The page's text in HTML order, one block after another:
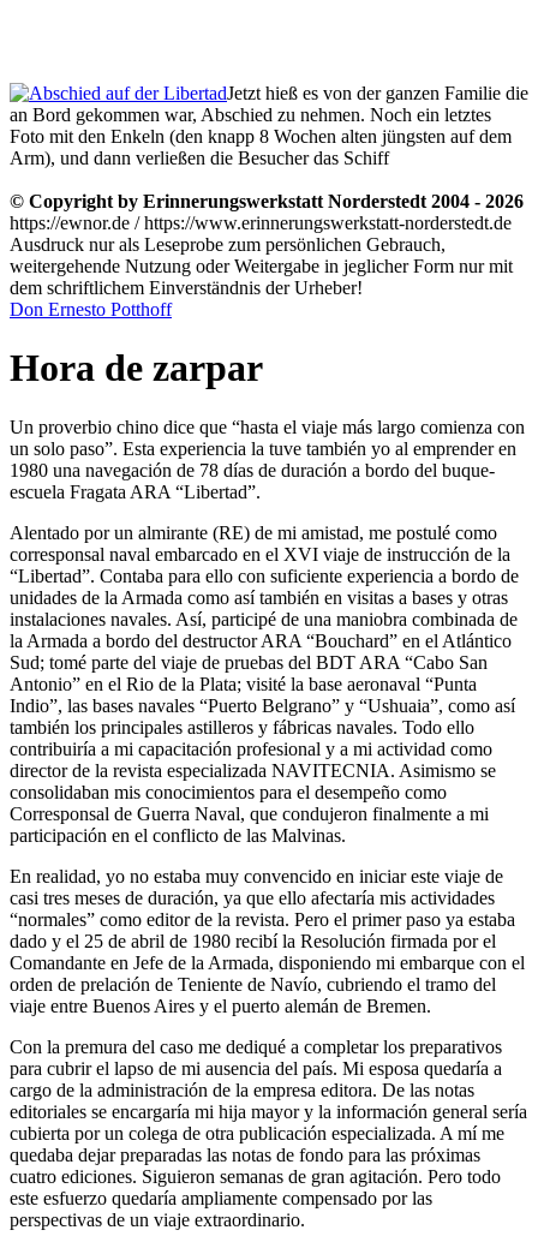
Jetzt hieß es von der ganzen Familie die
an Bord gekommen war, Abschied zu nehmen. Noch ein letztes
Foto mit den Enkeln (den knapp 8 Wochen alten jüngsten auf dem
Arm), und dann verließen die Besucher das Schiff
© Copyright by Erinnerungswerkstatt Norderstedt 2004 - 2026
https://ewnor.de / https://www.erinnerungswerkstatt-norderstedt.de
Ausdruck nur als Leseprobe zum persönlichen Gebrauch,
weitergehende Nutzung oder Weitergabe in jeglicher Form nur mit
dem schriftlichem Einverständnis der Urheber!
Don Ernesto Potthoff
Hora de zarpar
Un proverbio chino dice que
hasta el viaje más largo comienza con
un solo paso . Esta experiencia la tuve también yo al emprender en
1980 una navegación de 78 días de duración a bordo del buque-
escuela Fragata ARA
Libertad .
Alentado por un almirante (RE) de mi amistad, me postulé como
corresponsal naval embarcado en el XVI viaje de instrucción de la
Libertad . Contaba para ello con suficiente experiencia a bordo de
unidades de la Armada como así también en visitas a bases y otras
instalaciones navales. Así, participé de una maniobra combinada de
la Armada a bordo del destructor ARA
Bouchard
en el Atlántico
Sud; tomé parte del viaje de pruebas del BDT ARA
Cabo San
Antonio
en el Rio de la Plata; visité la base aeronaval
Punta
Indio , las bases navales Puerto Belgrano y Ushuaia , como así
también los principales astilleros y fábricas navales. Todo ello
contribuiría a mi capacitación profesional y a mi actividad como
director de la revista especializada NAVITECNIA. Asimismo se
consolidaban mis conocimientos para el desempeño como
Corresponsal de Guerra Naval, que condujeron finalmente a mi
participación en el conflicto de las Malvinas.
En realidad, yo no estaba muy convencido en iniciar este viaje de
casi tres meses de duración, ya que ello afectaría mis actividades
normales
como editor de la revista. Pero el primer paso ya estaba
dado y el 25 de abril de 1980 recibí la Resolución firmada por el
Comandante en Jefe de la Armada, disponiendo mi embarque con el
orden de prelación de Teniente de Navío, cubriendo el tramo del
viaje entre Buenos Aires y el puerto alemán de Bremen.
Con la premura del caso me dediqué a completar los preparativos
para cubrir el lapso de mi ausencia del país. Mi esposa quedaría a
cargo de la administración de la empresa editora. De las notas
editoriales se encargaría mi hija mayor y la información general sería
cubierta por un colega de otra publicación especializada. A mí me
quedaba dejar preparadas las notas de fondo para las próximas
cuatro ediciones. Siguieron semanas de gran agitación. Pero todo
este esfuerzo quedaría ampliamente compensado por las
perspectivas de un viaje extraordinario.